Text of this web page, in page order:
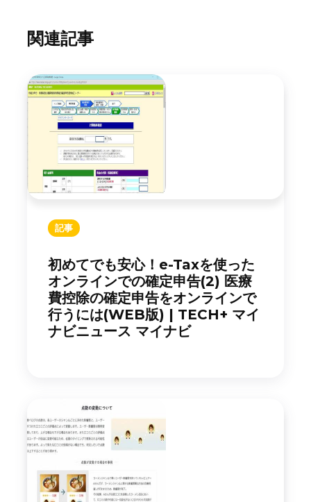
関連記事
記事
初めてでも安心！e-Taxを使った
オンラインでの確定申告(2) 医療
費控除の確定申告をオンラインで
行うには(WEB版) | TECH+ マイ
ナビニュース マイナビ